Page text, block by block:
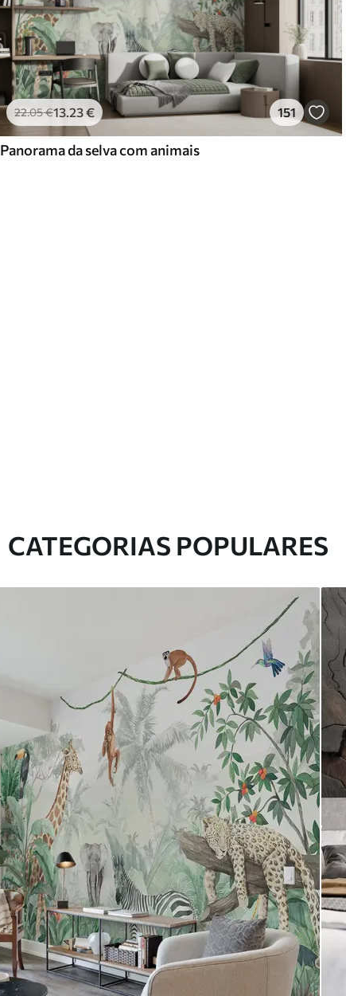
22.05€13 .23€ 151
Panorama da selva com animais
CATEGORIAS POPULARES